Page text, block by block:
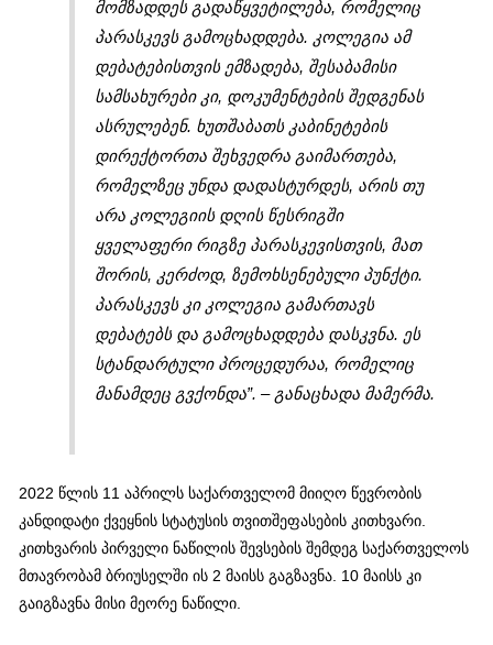
მომზადდეს გადაწყვეტილება, რომელიც
პარასკევს გამოცხადდება. კოლეგია ამ
დებატებისთვის ემზადება, შესაბამისი
სამსახურები კი, დოკუმენტების შედგენას
ასრულებენ. ხუთშაბათს კაბინეტების
დირექტორთა შეხვედრა გაიმართება,
რომელზეც უნდა დადასტურდეს, არის თუ
არა კოლეგიის დღის წესრიგში
ყველაფერი რიგზე პარასკევისთვის, მათ
შორის, კერძოდ, ზემოხსენებული პუნქტი.
პარასკევს კი კოლეგია გამართავს
დებატებს და გამოცხადდება დასკვნა. ეს
სტანდარტული პროცედურაა, რომელიც
მანამდეც გვქონდა”. – განაცხადა მამერმა.
2022 წლის 11 აპრილს საქართველომ მიიღო წევრობის
კანდიდატი ქვეყნის სტატუსის თვითშეფასების კითხვარი.
კითხვარის პირველი ნაწილის შევსების შემდეგ საქართველოს
მთავრობამ ბრიუსელში ის 2 მაისს გაგზავნა. 10 მაისს კი
გაიგზავნა მისი მეორე ნაწილი.